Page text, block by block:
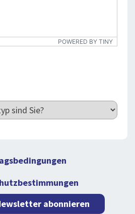
POWERED BY TINY
abonnieren